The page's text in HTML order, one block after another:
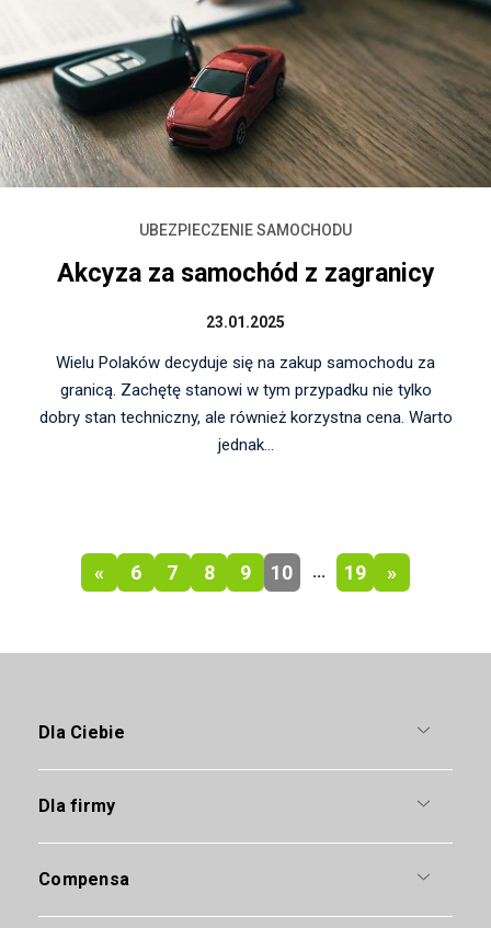
UBEZPIECZENIE SAMOCHODU
Akcyza za samochód z zagranicy
23.01.2025
Wielu Polaków decyduje się na zakup samochodu za
granicą. Zachętę stanowi w tym przypadku nie tylko
dobry stan techniczny, ale również korzystna cena. Warto
jednak...
« 6 7 8 9 10 ... 19 »
Dla Ciebie
Dla firmy
Compensa